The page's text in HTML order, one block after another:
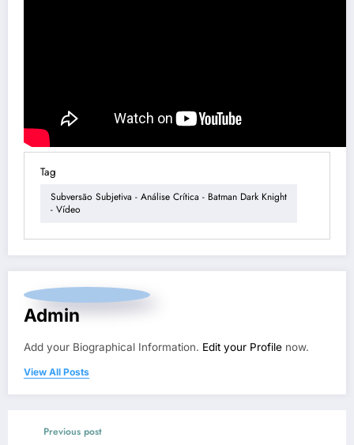
Tag
Subversão Subjetiva - Análise Crítica - Batman Dark Knight
- Vídeo
Admin
Add your Biographical Information. Edit your Profile now.
View All Posts
Previous post